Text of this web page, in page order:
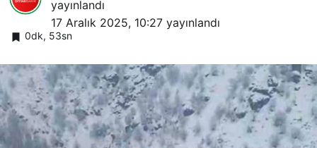
yayınlandı
17 Aralık 2025, 10:27 yayınlandı
0dk, 53sn